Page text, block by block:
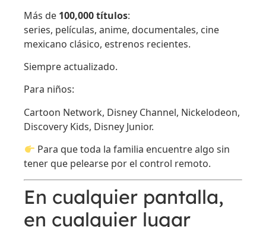
Más de 100,000 títulos:
series, películas, anime, documentales, cine
mexicano clásico, estrenos recientes.
Siempre actualizado.
Para niños:
Cartoon Network, Disney Channel, Nickelodeon,
Discovery Kids, Disney Junior.
Para que toda la familia encuentre algo sin
tener que pelearse por el control remoto.
En cualquier pantalla,
en cualquier lugar